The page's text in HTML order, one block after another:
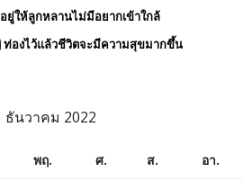
ยู่ให้ลูกหลานไม่มีอยากเข้าใกล้
ท่องไว้แล้วชีวิตจะมีความสุขมากขึ้น
ธันวาคม 2022
พฤ. ศ. ส. อา.